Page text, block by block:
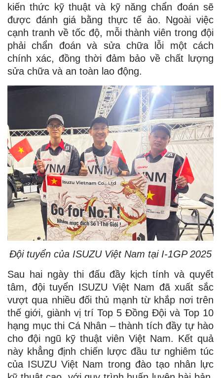
kiến thức kỹ thuật và kỹ năng chẩn đoán sẽ
được đánh giá bằng thực tế ảo. Ngoài việc
cạnh tranh về tốc độ, mỗi thành viên trong đội
phải chẩn đoán và sửa chữa lỗi một cách
chính xác, đồng thời đảm bảo về chất lượng
sửa chữa và an toàn lao động.
Đội tuyển của ISUZU Việt Nam tại I-1GP 2025
Sau hai ngày thi đấu đầy kịch tính và quyết
tâm, đội tuyển ISUZU Việt Nam đã xuất sắc
vượt qua nhiều đối thủ mạnh từ khắp nơi trên
thế giới, giành vị trí Top 5 Đồng Đội và Top 10
hạng mục thi Cá Nhân – thành tích đầy tự hào
cho đội ngũ kỹ thuật viên Việt Nam. Kết quả
này khẳng định chiến lược đầu tư nghiêm túc
của ISUZU Việt Nam trong đào tạo nhân lực